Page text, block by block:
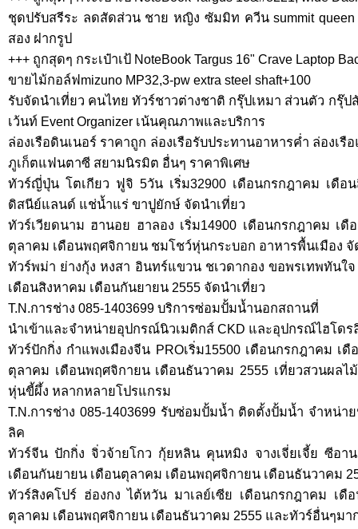
ชุดปรับสรีระ ลดสัดส่วน ชาย หญิง ซัมมิท ควีน summit queen
สอง ฝากรูป
+++ ถูกสุดๆ กระเป๋าเป้ NoteBook Targus 16" Crave Laptop
ขายไม้กอล์ฟmizuno MP32,3-pw extra steel shaft+100
รับจัดนำเที่ยว คนไทย ทัวร์ชาวต่างชาติ กรุ๊ปเหมา ส่วนตัว กรุ๊
เว้นท์ Event Organizer เน้นคุณภาพและบริการ
ล่องเรือดินเนอร์ ราคาถูก ล่องเรือรับประทานอาหารค่ำ ล่องเรื
ภูเก็ตแฟนตาซี สยามนิรมิต อื่นๆ ราคาพิเศษ
ทัวร์ญี่ปุ่น โตเกียว ฟูจิ 5วัน เริ่ม32900 เดือนกรกฎาคม เดือ
ดิสนีย์แลนด์ แช่น้ำแร่ ขาปูยักษ์ จัดนำเที่ยว
ทัวร์เวียดนาม ฮานอย ฮาลอง เริ่ม14900 เดือนกรกฎาคม เ
ตุลาคม เดือนพฤศจิกายน ชมโชว์หุ่นกระบอก อาหารพื้นเมือง จั
ทัวร์พม่า ย่างกุ้ง หงสา อินทร์แขวน ชเวดากอง ขอพรเทพทันใ
เดือนสิงหาคม เดือนกันยายน 2555 จัดนำเที่ยว
T.N.การช่าง 085-1403699 บริการซ่อมปั้มน้ำนอกสถานที่
นำเข้าและจำหน่ายอุปกรณ์นิวเมติกส์ CKD และอุปกรณ์ไฮโดร
ทัวร์ปักกิ่ง กำแพงเมืองจีน PROเริ่ม15500 เดือนกรกฎาคม เ
ตุลาคม เดือนพฤศจิกายน เดือนธันวาคม 2555 เที่ยวสวนผลไ
หุ่นขี้ผึ้ง หลากหลายโปรแกรม
T.N.การช่าง 085-1403699 รับซ่อมปั้มน้ำ ติดตั้งปั้มน้ำ จำหน่
ลิค
ทัวร์จีน ปักกิ่ง จิ่วจ้ายโกว กุ้ยหลิน คุนหมิง จางเจี่ยเจี้ย ซีอา
เดือนกันยายน เดือนตุลาคม เดือนพฤศจิกายน เดือนธันวาคม
ทัวร์สิงคโปร์ ฮ่องกง ไต้หวัน มาเลย์เซีย เดือนกรกฎาคม เดื
ตุลาคม เดือนพฤศจิกายน เดือนธันวาคม 2555 และทัวร์อื่นๆมา